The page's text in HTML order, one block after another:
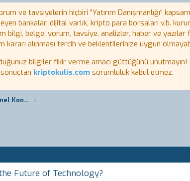
ve tavsiyelerin hiçbiri "Yatırım Danışmanlığı"
bankalar, dijital varlık, kripto para borsaları v.b.
bilgi, belge, yorum, tavsiye, analizler, haber ve
kararı alınması tercih ve beklentilerinize uygun
bilgiler fikir verme amacı güttüğünü
kriptokulis.com sorumluluk kabul etmez.
Bitcoin (BTC), Kripto Para Forumu Genel Konular
Future of Technology?